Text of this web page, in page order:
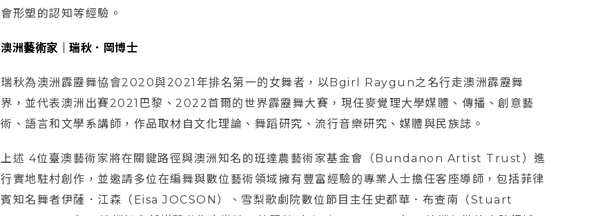
會形塑的認知等經驗。
澳洲藝術家｜瑞秋．岡博士
瑞秋為澳洲霹靂舞協會2020與2021年排名第一的女舞者，以Bgirl Raygun之名行走澳洲霹靂舞
界，並代表澳洲出賽2021巴黎、2022首爾的世界霹靂舞大賽，現任麥覺理大學媒體、傳播、創意藝
術、語言和文學系講師，作品取材自文化理論、舞蹈研究、流行音樂研究、媒體與民族誌。
上述 4位臺澳藝術家將在關鍵路徑與澳洲知名的班達農藝術家基金會（Bundanon Artist Trust）進
行實地駐村創作，並邀請多位在編舞與數位藝術領域擁有豐富經驗的專業人士擔任客座導師，包括菲律
賓知名舞者伊薩．江森（Eisa JOCSON）、雪梨歌劇院數位節目主任史都華．布查南（Stuart